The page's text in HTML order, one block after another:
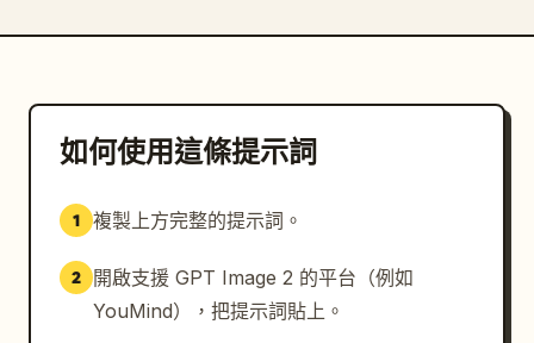
如何使用這條提示詞
1 複製上方完整的提示詞。
2
開啟支援 GPT Image 2 的平台（例如
YouMind），把提示詞貼上。